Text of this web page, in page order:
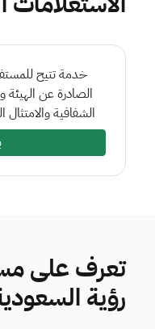
خدمة تتيح
الصادرة عن الهيئة
الشفافية
تعرف على
رؤية السعودية